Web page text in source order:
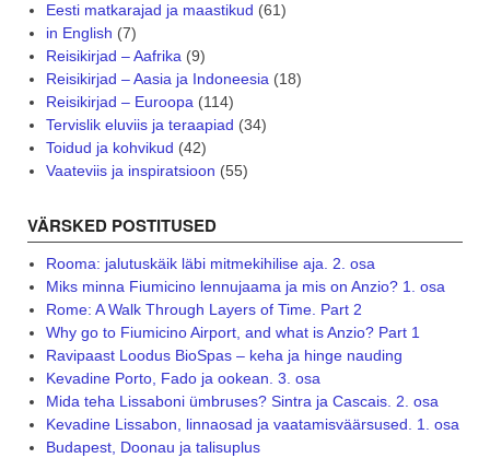
Eesti matkarajad ja maastikud (61)
in English (7)
Reisikirjad – Aafrika(9)
Reisikirjad – Aasia ja Indoneesia(18)
Reisikirjad – Euroopa(114)
Tervislik eluviis ja teraapiad (34)
Toidud ja kohvikud (42)
Vaateviis ja inspiratsioon (55)
VÄRSKED POSTITUSED
Rooma: jalutuskäik läbi mitmekihilise aja. 2. osa
Miks minna Fiumicino lennujaama ja mis on Anzio? 1. osa
Rome: A Walk Through Layers of Time. Part 2
Why go to Fiumicino Airport, and what is Anzio? Part 1
Ravipaast Loodus BioSpas – keha ja hinge nauding
Kevadine Porto, Fado ja ookean. 3. osa
Mida teha Lissaboni ümbruses? Sintra ja Cascais. 2. osa
Kevadine Lissabon, linnaosad ja vaatamisväärsused. 1. osa
Budapest, Doonau ja talisuplus